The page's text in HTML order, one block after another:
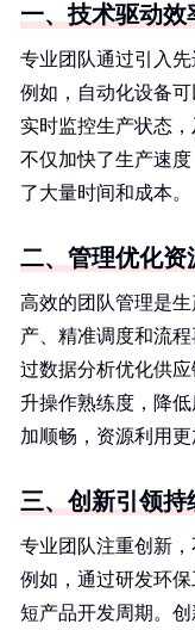
一、技术驱动效
专业团队通过引入先
例如，自动化设备
实时监控生产状态
不仅加快了生产速
了大量时间和成本。
二、管理优化资
高效的团队管理是
产、精准调度和流
过数据分析优化供
升操作熟练度，降
加顺畅，资源利用更
三、创新引领持
专业团队注重创新，
例如，通过研发环
短产品开发周期。